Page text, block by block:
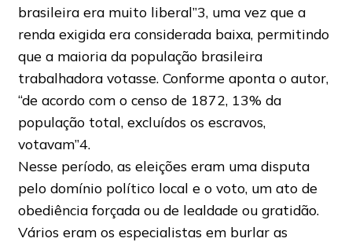
brasileira era muito liberal”3, uma vez que a
renda exigida era considerada baixa, permitindo
que a maioria da população brasileira
trabalhadora votasse. Conforme aponta o autor,
“de acordo com o censo de 1872, 13% da
população total, excluídos os escravos,
votavam”4.
Nesse período, as eleições eram uma disputa
pelo domínio político local e o voto, um ato de
obediência forçada ou de lealdade ou gratidão.
Vários eram os especialistas em burlar as